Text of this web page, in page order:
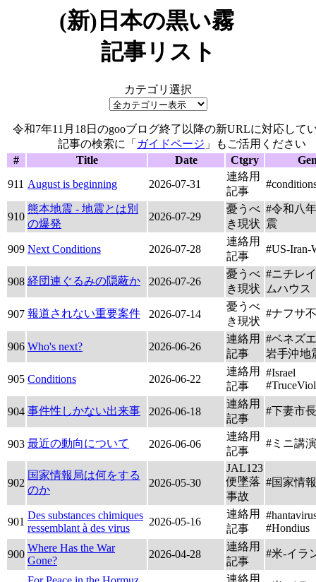
(新)日本の黒い霧
記事リスト
カテゴリ選択
令和7年11月18日のgooブログ終了以降の新URLに対応して
記事の検索に「 ガイドページ 」もご活用ください
#
Title Date Ctgry
911 August is beginning 2026-07-31
連絡用
記事
910
熊本地震 - 地震とは別
の爆発
2026-07-29
憂うべ
き現状
#令和八
震
909 Next Conditions 2026-07-28
連絡用
記事
#US-Iran-
908 経団連ぐるみの隠蔽か 2026-07-26
憂うべ
き現状
#ニチレ
ムハウス
907 報道されない重要案件 2026-07-14
憂うべ
き現状
#ナフサ
906 Who's next? 2026-06-26
連絡用
記事
#ベネズ
岩手沖地
905 Conditions 2026-06-22
連絡用
記事
#Israel
904 事件性しかない出来事 2026-06-18
連絡用
記事
#下妻市
903 最近の動向について 2026-06-06
連絡用
記事
#ミニ講
902
国家情報局は何をする
のか
2026-05-30
JAL123
便墜落
事故
#国家情
901
Des substances chimiques
ressemblant à des virus
2026-05-16
連絡用
記事
#Hondius
900
Where Has the War
Gone?
2026-04-28
連絡用
記事
#米-イラ
連絡用